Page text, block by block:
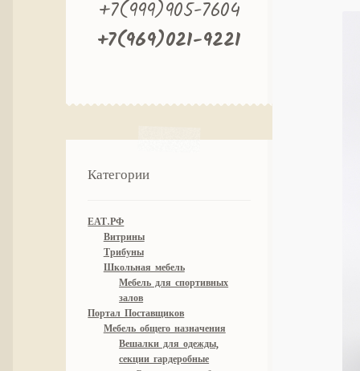
+7(999)905-7604
+7(969)021-9221
Категории
ЕАТ.РФ
Витрины
Трибуны
Школьная мебель
Мебель для спортивных
залов
Портал Поставщиков
Мебель общего назначения
Вешалки для одежды,
секции гардеробные